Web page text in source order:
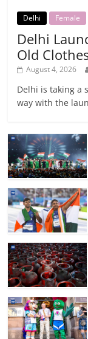
Delhi Female
Delhi
Old
August 4, 2026
Delhi is taking a
way with the